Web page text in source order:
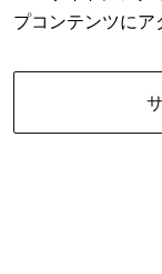
プコンテンツにア